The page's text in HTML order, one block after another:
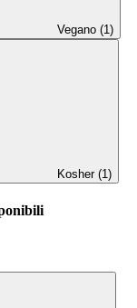
Vegano (1)
Kosher (1)